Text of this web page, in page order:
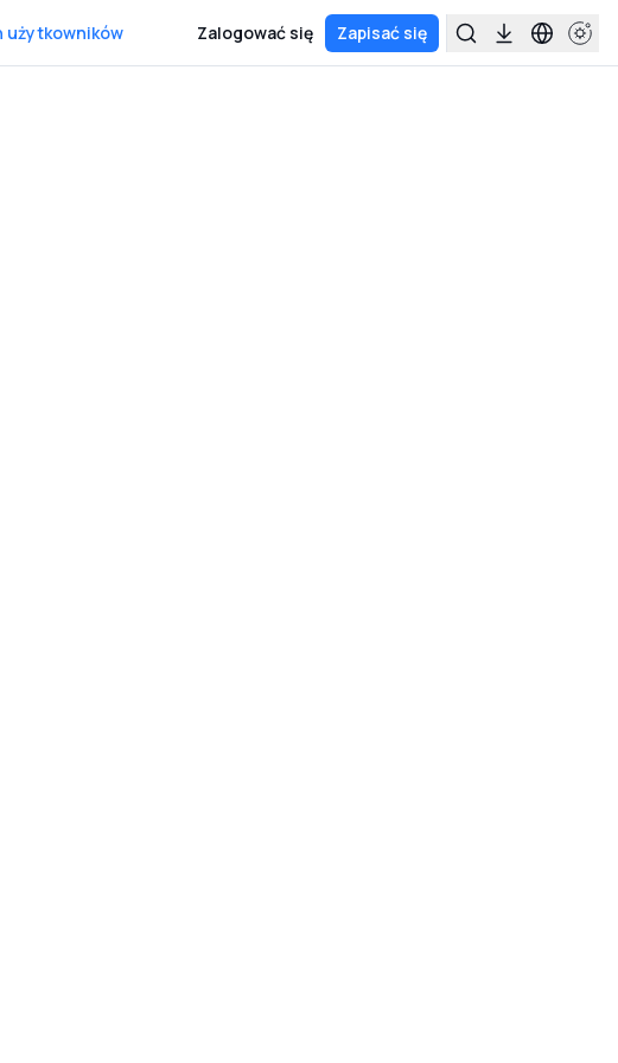
użytkowników Zalogować się Zapisać się